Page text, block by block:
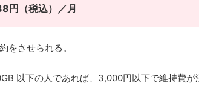
円（税込）／月
をさせられる。
以下の人であれば、3,000円以下で維持費が